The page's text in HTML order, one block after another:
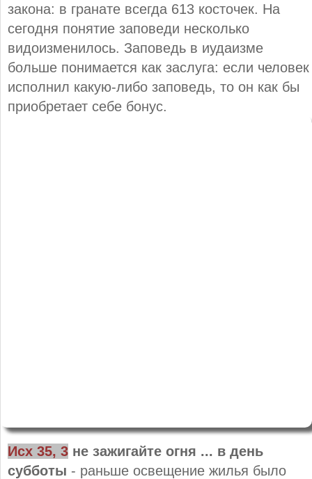
закона: в гранате всегда 613 косточек. На
сегодня понятие заповеди несколько
видоизменилось. Заповедь в иудаизме
больше понимается как заслуга: если человек
исполнил какую-либо заповедь, то он как бы
приобретает себе бонус.
Исх 35, 3 не зажигайте огня ... в день
субботы - раньше освещение жилья было